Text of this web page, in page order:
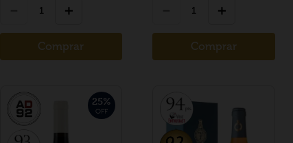
＋
Comprar
＋
Comprar
25%
OFF